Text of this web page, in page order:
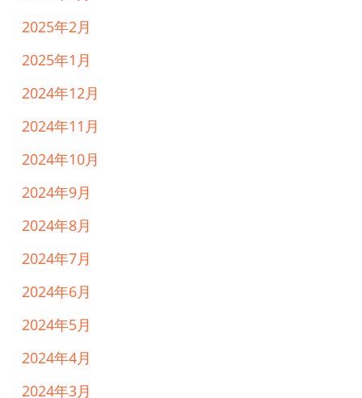
2025年2月
2025年1月
2024年12月
2024年11月
2024年10月
2024年9月
2024年8月
2024年7月
2024年6月
2024年5月
2024年4月
2024年3月